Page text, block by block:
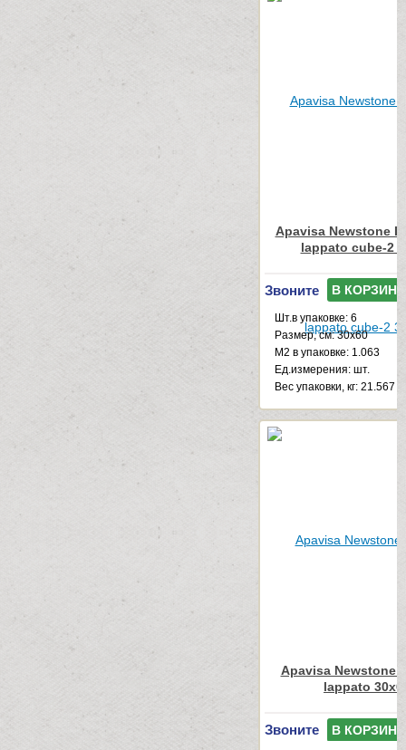
Apavisa Newstone
lappato cube-2
Звоните В КОРЗИНУ
Шт.в упаковке: 6
Размер, см: 30x60
М2 в упаковке: 1.063
Ед.измерения: шт.
Веc упаковки, кг: 21.567
Apavisa Newstone
lappato
Звоните В КОРЗИНУ